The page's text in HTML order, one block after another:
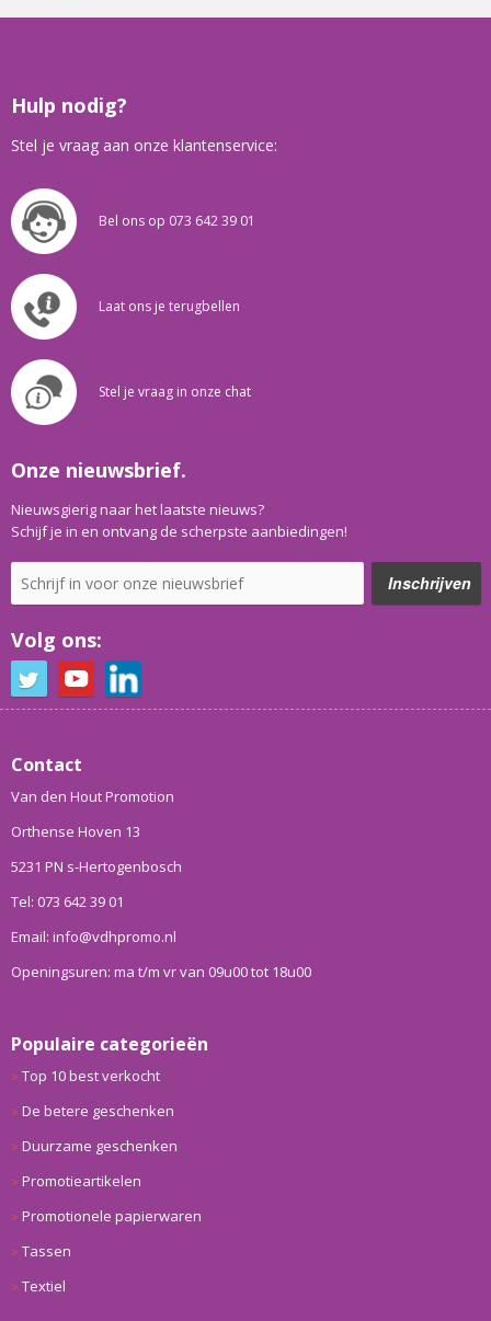
Hulp nodig?
Stel je vraag aan onze klantenservice:
Bel ons op 073 642 39 01
Laat ons je terugbellen
Stel je vraag in onze chat
Onze nieuwsbrief.
Nieuwsgierig naar het laatste nieuws?
Schijf je in en ontvang de scherpste aanbiedingen!
Volg ons:
Contact
Van den Hout Promotion
Orthense Hoven 13
5231 PN s-Hertogenbosch
Tel: 073 642 39 01
Email: info@vdhpromo.nl
Openingsuren: ma t/m vr van 09u00 tot 18u00
Populaire categorieën
Top 10 best verkocht
De betere geschenken
Duurzame geschenken
Promotieartikelen
Promotionele papierwaren
Tassen
Textiel